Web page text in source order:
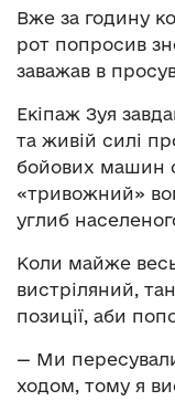
Вже за годину
рот попросив
заважав в
Екіпаж Зуя
та живій силі
бойових машин
«тривожний»
углиб
Коли майже
вистріляний,
позиції, аби
— Ми
ходом, тому я